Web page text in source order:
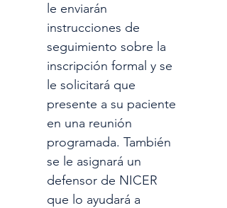
le enviarán
instrucciones de
seguimiento sobre la
inscripción formal y se
le solicitará que
presente a su paciente
en una reunión
programada. También
se le asignará un
defensor de NICER
que lo ayudará a